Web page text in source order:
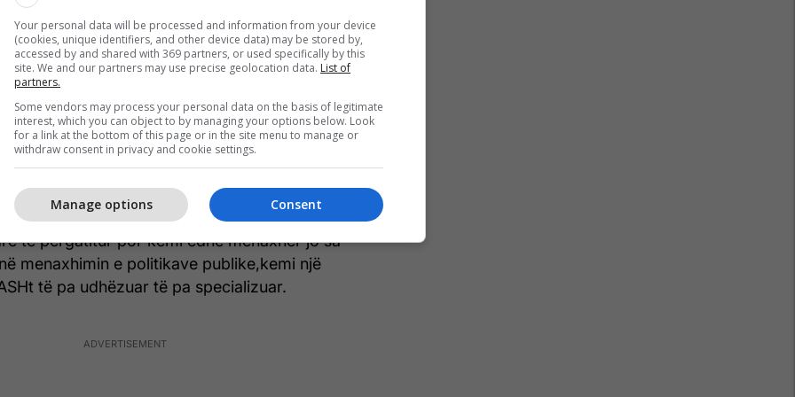
kemi larguar tenderat nga Ministria.
të pareformuar. Jemi duke punuar që të
ne kemi nxënës dhe studentë me inteligjencë
publike dhe 25 institucione private janë
duhet të reformohen.
se është keqmnaxhuar dhe keqpërdorur
i Arsimit premton për marrje te masave pas
publikuan dhe u përgjigj duke filluar se ministria
të përgatitur por kemi edhe menaxher jo sa
menaxhimin e politikave publike,kemi një
të pa udhëzuar të pa specializuar.
Your personal data will be processed and information from your device
(cookies, unique identifiers, and other device data) may be stored by,
accessed by and shared with 369 partners, or used specifically by this
site. We and our partners may use precise geolocation data. List of
partners.
Some vendors may process your personal data on the basis of legitimate
interest, which you can object to by managing your options below. Look
for a link at the bottom of this page or in the site menu to manage or
withdraw consent in privacy and cookie settings.
Consent
Manage options